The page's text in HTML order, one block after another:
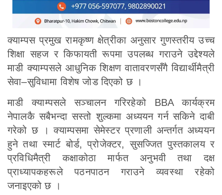
क्याम्पस प्रमुख रामकृष्ण क्षेत्रीका अनुसार गुणस्तरीय उच्च
शिक्षा सहज र किफायती रूपमा उपलब्ध गराउने उद्देश्यले
माडी क्याम्पसले आधुनिक शिक्षण वातावरणसँगै विद्यार्थीमैत्री
सेवा–सुविधामा विशेष जोड दिएको छ ।
माडी क्याम्पसले सञ्चालन गरिरहेको BBA कार्यक्रम
नेपालकै सबैभन्दा सस्तो शुल्कमा अध्ययन गर्न सकिने दाबी
गरेको छ । क्याम्पसमा सेमेस्टर प्रणाली अन्तर्गत अध्ययन
हुने तथा स्मार्ट बोर्ड, प्रोजेक्टर, सुसज्जित पुस्तकालय र
प्रविधिमैत्री कक्षाकोठा मार्फत अनुभवी तथा दक्ष
प्राध्यापकहरूले पठनपाठन गराउने व्यवस्था रहेको
जनाइएको छ ।